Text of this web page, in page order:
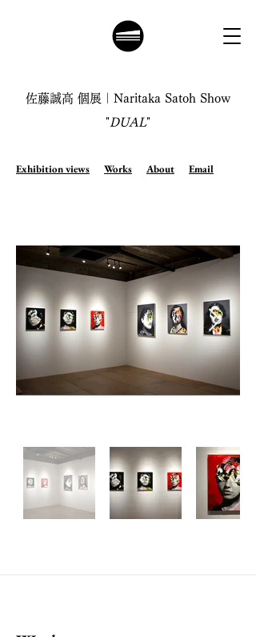
佐藤誠高 個展｜Naritaka Satoh Show
" DUAL"
Exhibition views Works About Email